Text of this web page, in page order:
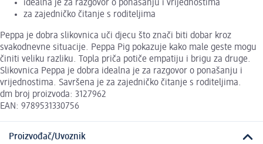
idealna je za razgovor o ponašanju i vrijednostima
za zajedničko čitanje s roditeljima
Peppa je dobra slikovnica uči djecu što znači biti dobar kroz
svakodnevne situacije. Peppa Pig pokazuje kako male geste mogu
činiti veliku razliku. Topla priča potiče empatiju i brigu za druge.
Slikovnica Peppa je dobra idealna je za razgovor o ponašanju i
vrijednostima. Savršena je za zajedničko čitanje s roditeljima.
dm broj proizvoda: 3127962
EAN: 9789531330756
Proizvođač/Uvoznik